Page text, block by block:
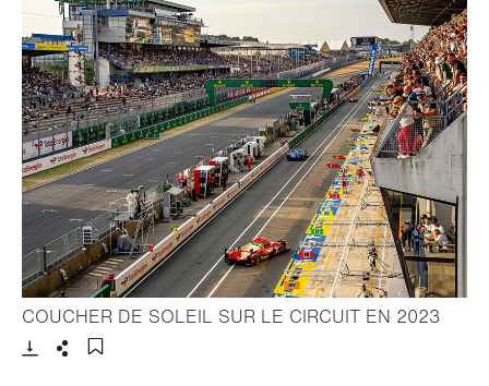
COUCHER DE SOLEIL SUR LE CIRCUIT EN 2023-